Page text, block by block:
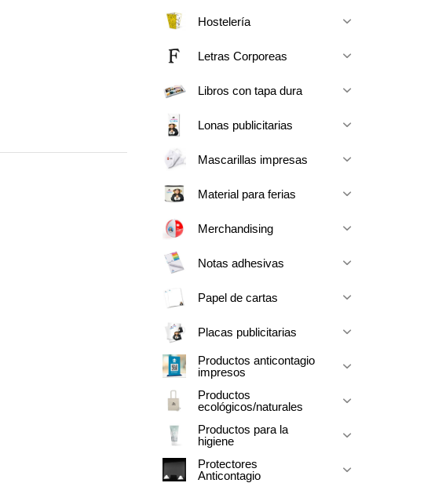
Hostelería
Letras Corporeas
Libros con tapa dura
Lonas publicitarias
Mascarillas impresas
Material para ferias
Merchandising
Notas adhesivas
Papel de cartas
Placas publicitarias
Productos anticontagio
impresos
Productos
ecológicos/naturales
Productos para la
higiene
Protectores
Anticontagio